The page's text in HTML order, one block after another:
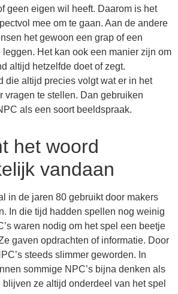
geen eigen wil heeft. Daarom is het
mee om te gaan. Aan de andere
het gewoon een grap of een
leggen. Het kan ook een manier zijn om
altijd hetzelfde doet of zegt.
die altijd precies volgt wat er in het
vragen te stellen. Dan gebruiken
als een soort beeldspraak.
het woord
vandaan
in de jaren 80 gebruikt door makers
In die tijd hadden spellen nog weinig
waren nodig om het spel een beetje
gaven opdrachten of informatie. Door
steeds slimmer geworden. In
sommige NPC’s bijna denken als
blijven ze altijd onderdeel van het spel